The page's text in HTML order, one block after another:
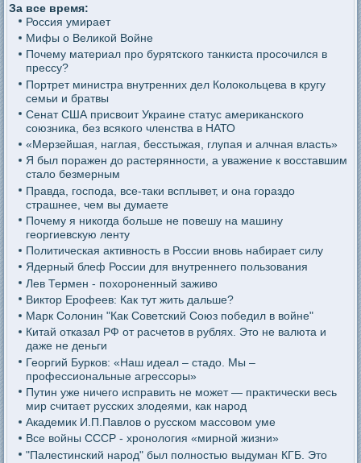
За все время:
Россия умирает
Мифы о Великой Войне
Почему материал про бурятского танкиста просочился в
прессу?
Портрет министра внутренних дел Колокольцева в кругу
семьи и братвы
Сенат США присвоит Украине статус американского
союзника, без всякого членства в НАТО
«Мерзейшая, наглая, бесстыжая, глупая и алчная власть»
Я был поражен до растерянности, а уважение к восставшим
стало безмерным
Правда, господа, все-таки всплывет, и она гораздо
страшнее, чем вы думаете
Почему я никогда больше не повешу на машину
георгиевскую ленту
Политическая активность в России вновь набирает силу
Ядерный блеф России для внутреннего пользования
Лев Термен - похороненный заживо
Виктор Ерофеев: Как тут жить дальше?
Марк Солонин "Как Советский Союз победил в войне"
Китай отказал РФ от расчетов в рублях. Это не валюта и
даже не деньги
Георгий Бурков: «Наш идеал – стадо. Мы –
профессиональные агрессоры»
Путин уже ничего исправить не может — практически весь
мир считает русских злодеями, как народ
Академик И.П.Павлов о русском массовом уме
Все войны СССР - хронология «мирной жизни»
"Палестинский народ" был полностью выдуман КГБ. Это